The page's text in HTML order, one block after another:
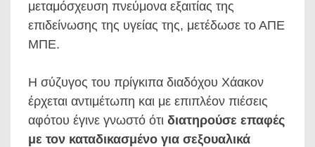
μεταμόσχευση πνεύμονα εξαιτίας της
επιδείνωσης της υγείας της, μετέδωσε το ΑΠΕ
ΜΠΕ.
Η σύζυγος του πρίγκιπα διαδόχου Χάακον
έρχεται αντιμέτωπη και με επιπλέον πιέσεις
αφότου έγινε γνωστό ότι διατηρούσε επαφές
με τον καταδικασμένο για σεξουαλικά